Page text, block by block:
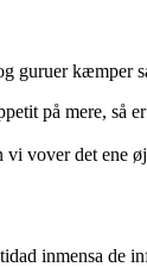
guruer kæmper
på mere, så
vover det ene
inmensa de